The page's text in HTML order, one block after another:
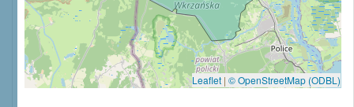
Leaflet | © OpenStreetMap (ODBL)